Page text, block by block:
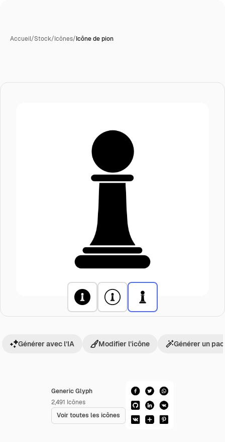
Accueil/Stock/Icônes/Icône de pion
Generic Glyph
2,491 Icônes
Voir toutes les icônes
Générer avec l’IA Modifier l’icône Générer un